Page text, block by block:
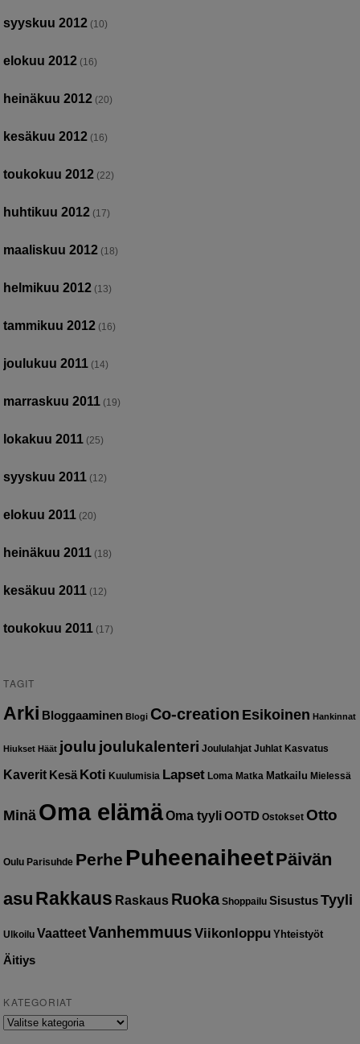
syyskuu 2012 (10)
elokuu 2012 (16)
heinäkuu 2012 (20)
kesäkuu 2012 (16)
toukokuu 2012 (22)
huhtikuu 2012 (17)
maaliskuu 2012 (18)
helmikuu 2012 (13)
tammikuu 2012 (16)
joulukuu 2011 (14)
marraskuu 2011 (19)
lokakuu 2011 (25)
syyskuu 2011 (12)
elokuu 2011 (20)
heinäkuu 2011 (18)
kesäkuu 2011 (12)
toukokuu 2011 (17)
TAGIT
Arki Bloggaaminen Blogi Co-creation Esikoinen Hankinnat
Hiukset Häät joulu joulukalenteri Joululahjat Juhlat Kasvatus
Kaverit Kesä Koti Kuulumisia Lapset Loma Matka Matkailu Mielessä
Minä Oma elämäOma tyyli OOTD Ostokset Otto
Oulu Parisuhde Perhe PuheenaiheetPäivän
asu Rakkaus Raskaus Ruoka Shoppailu Sisustus Tyyli
Ulkoilu VaatteetVanhemmuusViikonloppu Yhteistyöt
Äitiys
KATEGORIAT
Kategoriat